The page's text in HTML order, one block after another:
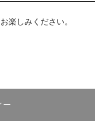
楽しみください。
ー